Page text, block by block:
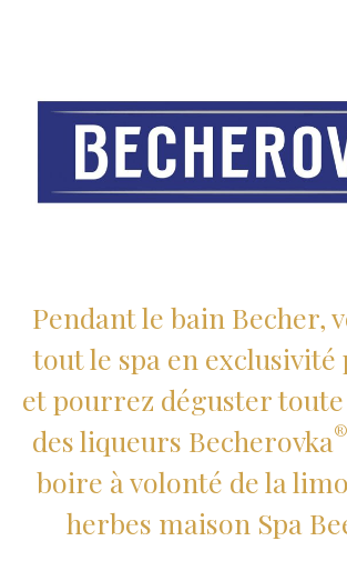
Pendant le bain Becher,
tout le spa en exclusivité
et pourrez déguster
des liqueurs Becherovka®
boire à volonté de la
herbes maison Spa